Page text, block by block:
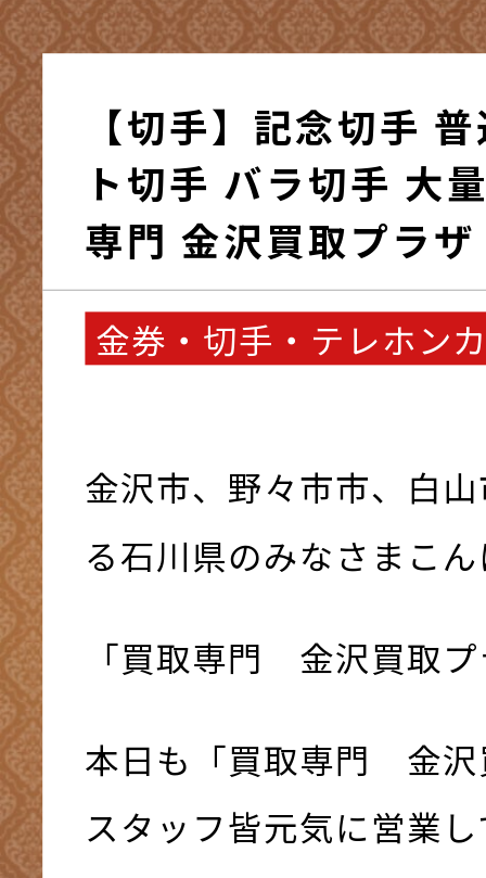
【切手】記念切手
ト切手 バラ切手 大
専門 金沢買取プラザ
金券・切手・テレホン
金沢市、野々市市、白
る石川県のみなさまこ
「買取専門 金沢買取
本日も「買取専門 金沢
スタッフ皆元気に営業